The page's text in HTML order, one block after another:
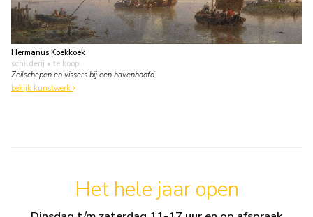
Hermanus Koekkoek
schilderij • te koop
Zeilschepen en vissers bij een havenhoofd
bekijk kunstwerk
Het hele jaar open